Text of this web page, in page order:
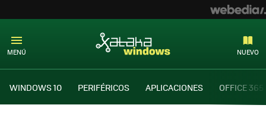
MENÚ NUEVO
WINDOWS 10 PERIFÉRICOS APLICACIONES OFFICE 365